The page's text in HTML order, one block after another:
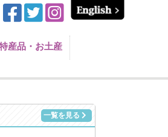
産品・お土産
一覧を見る